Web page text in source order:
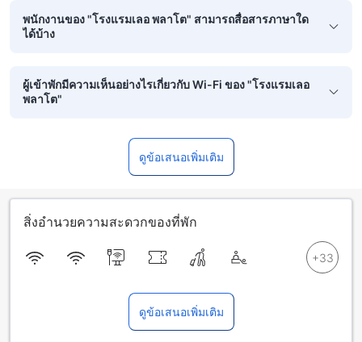
พนักงานของ "โรงแรมเลอ พลาโต" สามารถสื่อสารภาษาใด
ได้บ้าง
ผู้เข้าพักมีความเห็นอย่างไรเกี่ยวกับ Wi-Fi ของ "โรงแรมเลอ
พลาโต"
ดูข้อเสนอเพิ่มเติม
สิ่งอำนวยความสะดวกของที่พัก
ดูข้อเสนอเพิ่มเติม